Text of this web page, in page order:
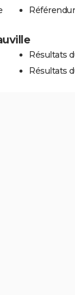
Résultats
Résultats